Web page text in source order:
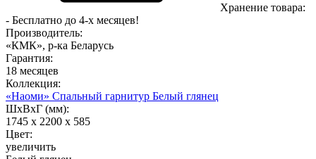
Хранение товара:
- Бесплатно до 4-х месяцев!
Производитель:
«КМК», р-ка Беларусь
Гарантия:
18 месяцев
Коллекция:
«Наоми» Спальный гарнитур Белый глянец
ШхВхГ (мм):
1745 х 2200 х 585
Цвет:
увеличить